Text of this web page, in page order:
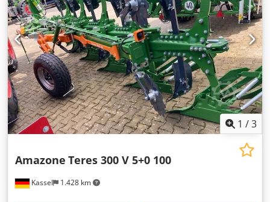
1 /3
Kassel 1.428 km
Amazone Teres 300 V 5+0 100